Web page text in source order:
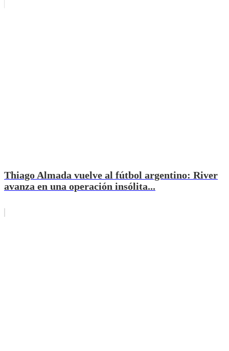
Thiago Almada vuelve al fútbol argentino: River
avanza en una operación insólita...